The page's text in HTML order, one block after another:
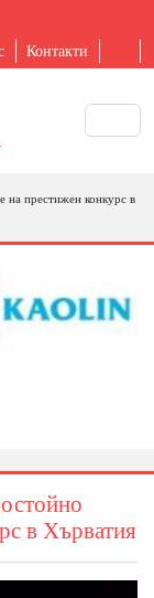
Контакти
на престижен конкурс в
в Хърватия